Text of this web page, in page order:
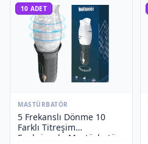
10 ADET
MASTÜRBATÖR
5 Frekanslı Dönme 10
Farklı Titreşim
Fonksiyonlu Mastürbatör